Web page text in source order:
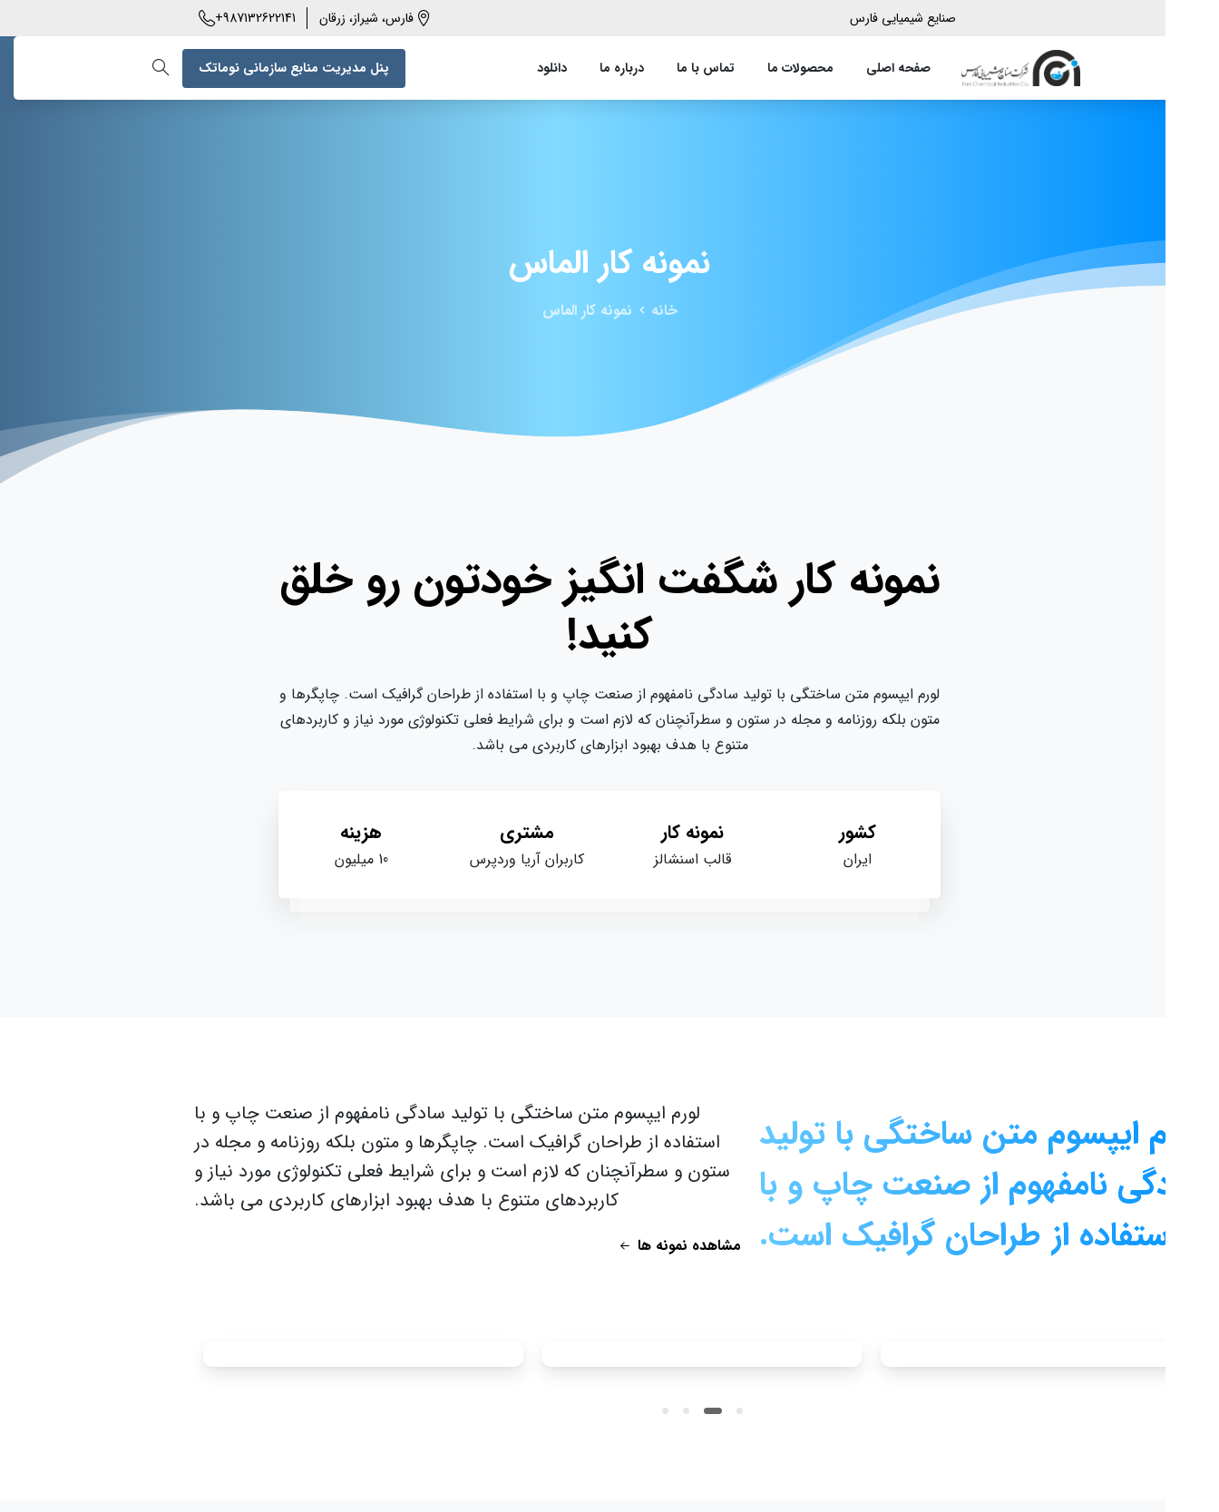
صنایع شیمیایی فارس فارس، شیراز، زرقان +987132622141
صفحه اصلی محصولات ما تماس با ما درباره ما دانلود پنل مدیریت منابع سازمانی نوماتک
نمونهکار الماس
نمونه کار الماس
نمونه کار شگفت انگیز خودتون رو خلق
کنید!
لورم ایپسوم متن ساختگی با تولید سادگی نامفهوم از صنعت چاپ و با استفاده از طراحان گرافیک است. چاپگرها و
متون بلکه روزنامه و مجله در ستون و سطرآنچنان که لازم است و برای شرایط فعلی تکنولوژی مورد نیاز و کاربردهای
متنوع با هدف بهبود ابزارهای کاربردی می باشد.
نمونه کار
قالب اسنشالز
مشتری
کاربران آریا وردپرس
ایپسوممتنساختگیباتولید
نامفهومازصنعتچاپو با
ازطراحانگرافیکاست.
لورم ایپسوم متن ساختگی با تولید سادگی نامفهوم از صنعت چاپ و با
استفاده از طراحان گرافیک است. چاپگرها و متون بلکه روزنامه و مجله در
ستون و سطرآنچنان که لازم است و برای شرایط فعلی تکنولوژی مورد نیاز و
کاربردهای متنوع با هدف بهبود ابزارهای کاربردی می باشد.
مشاهده نمونه ها